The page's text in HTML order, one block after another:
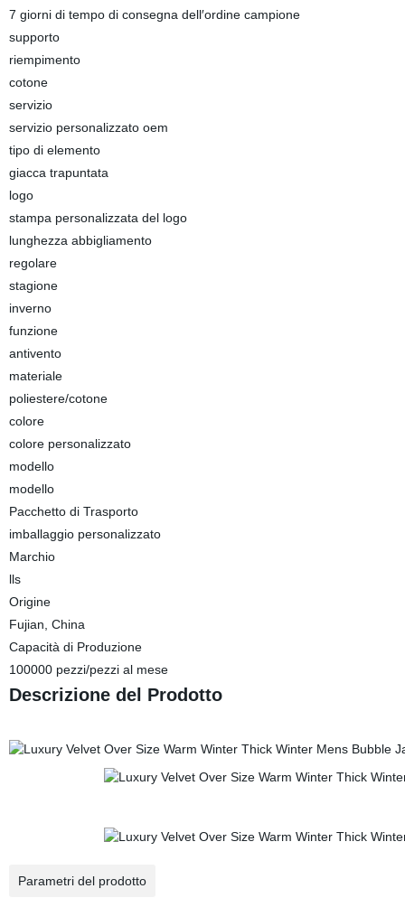
7 giorni di tempo di consegna dell′ordine campione
supporto
riempimento
cotone
servizio
servizio personalizzato oem
tipo di elemento
giacca trapuntata
logo
stampa personalizzata del logo
lunghezza abbigliamento
regolare
stagione
inverno
funzione
antivento
materiale
poliestere/cotone
colore
colore personalizzato
modello
modello
Pacchetto di Trasporto
imballaggio personalizzato
Marchio
lls
Origine
Fujian, China
Capacità di Produzione
100000 pezzi/pezzi al mese
Descrizione del Prodotto
Parametri del prodotto